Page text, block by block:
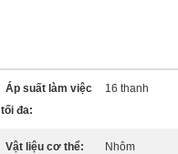
Áp suất làm việc
tối đa:
16 thanh
Vật liệu cơ thể: Nhôm